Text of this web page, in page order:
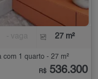
27 m²
com 1 quarto - 27 m²
R$ 536.300